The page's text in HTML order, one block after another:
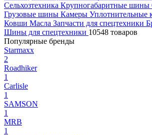
Сельхозтехника Крупногабаритные шины
Грузовые шины Камеры Уплотнительные
Ковши Масла Запчасти для спецтехники
Шины для спецтехники 10548 товаров
Популярные бренды
Starmaxx
2
Roadhiker
1
Carlisle
1
SAMSON
1
MRB
1